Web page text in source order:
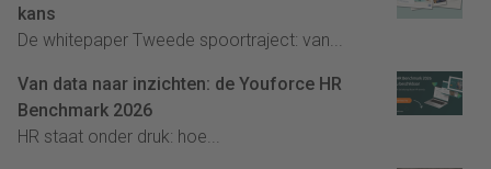
kans
De whitepaper Tweede spoortraject: van...
Van data naar inzichten: de Youforce HR
Benchmark 2026
HR staat onder druk: hoe...